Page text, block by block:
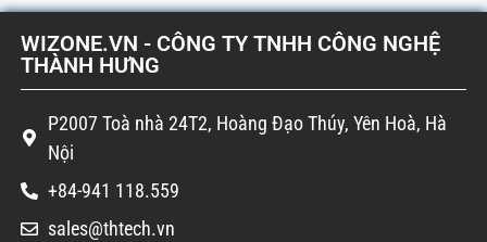
WIZONE.VN - CÔNG TY TNHH CÔNG NGHỆ
THÀNH HƯNG
P2007 Toà nhà 24T2, Hoàng Đạo Thúy, Yên Hoà, Hà
Nội
+84-941 118.559
sales@thtech.vn